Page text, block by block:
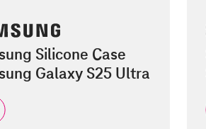
Silicone Case
Galaxy S25 Ultra